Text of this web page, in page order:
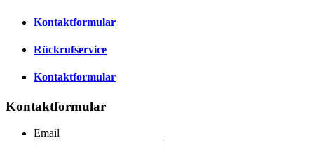
Kontaktformular
Rückrufservice
Kontaktformular
Kontaktformular
Email